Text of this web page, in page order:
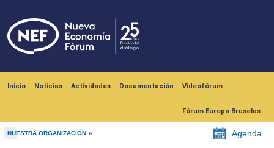
Inicio Noticias Actividades Documentación Videofórum
Fórum Europa Bruselas
NUESTRA ORGANIZACIÓN Agenda